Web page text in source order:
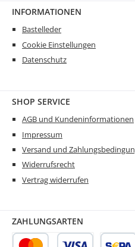
INFORMATIONEN
Bastelleder
Cookie Einstellungen
Datenschutz
SHOP SERVICE
AGB und Kundeninformationen
Impressum
Versand und
Widerrufsrecht
Vertrag widerrufen
ZAHLUNGSARTEN